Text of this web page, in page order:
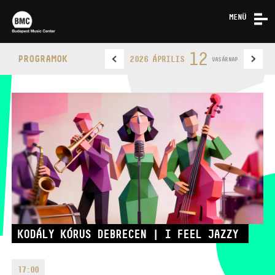
MENÜ
KAPCSOLAT
BUDAPEST MUSIC CENTER TELEFON
PROGRAMOK 2026 ÁPRILIS 12 VASÁRNAP
KODÁLY KÓRUS DEBRECEN | I FEEL JAZZY
17:00